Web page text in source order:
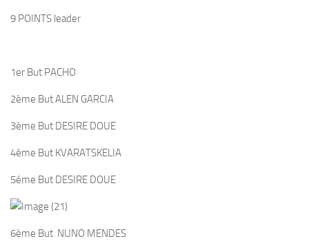
9 POINTS leader
1er But PACHO
2ème But ALEN GARCIA
3ème But DESIRE DOUE
4ème But KVARATSKELIA
5éme But DESIRE DOUE
6ème But NUNO MENDES